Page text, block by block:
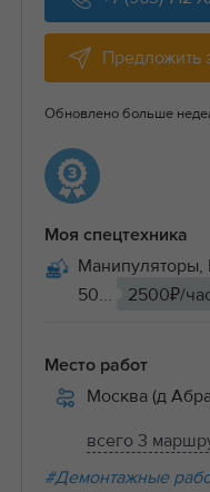
Предложить
Обновлено больше
Моя спецтехника
Манипуляторы,
50...
2500₽/
Место работ
Москва (д
всего 3
#Демонтажные